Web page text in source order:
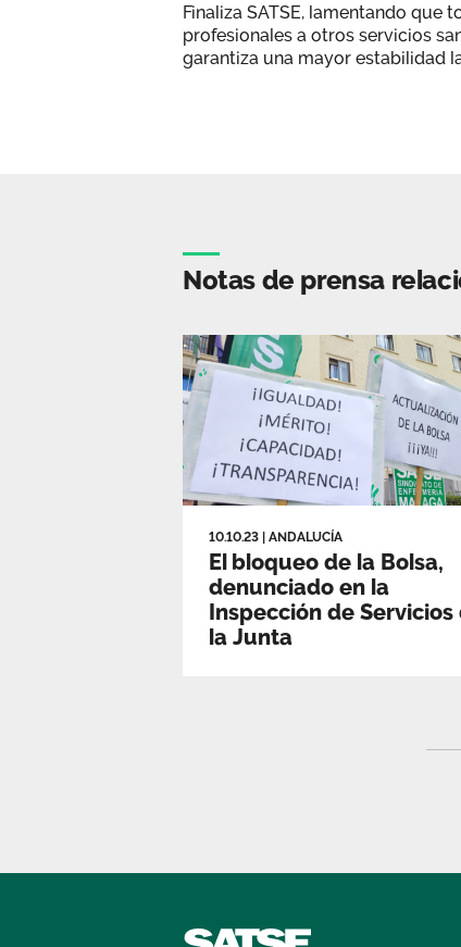
Finaliza SATSE, lamentando que
profesionales a otros servicios
garantiza una mayor estabilidad
Notas de prensa
10.10.23 ANDALUCÍA
El bloqueo de la Bolsa,
denunciado en la
Inspección de Servicios
la Junta